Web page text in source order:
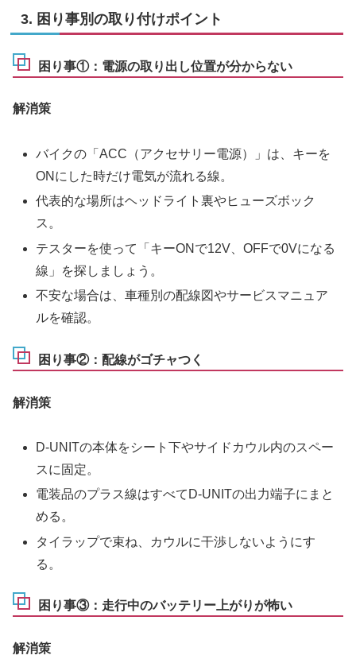
3. 困り事別の取り付けポイント
困り事①：電源の取り出し位置が分からない
解消策
バイクの「ACC（アクセサリー電源）」は、キーを
ONにした時だけ電気が流れる線。
代表的な場所はヘッドライト裏やヒューズボック
ス。
テスターを使って「キーONで12V、OFFで0Vになる
線」を探しましょう。
不安な場合は、車種別の配線図やサービスマニュア
ルを確認。
困り事②：配線がゴチャつく
解消策
D-UNITの本体をシート下やサイドカウル内のスペー
スに固定。
電装品のプラス線はすべてD-UNITの出力端子にまと
める。
タイラップで束ね、カウルに干渉しないようにす
る。
困り事③：走行中のバッテリー上がりが怖い
解消策